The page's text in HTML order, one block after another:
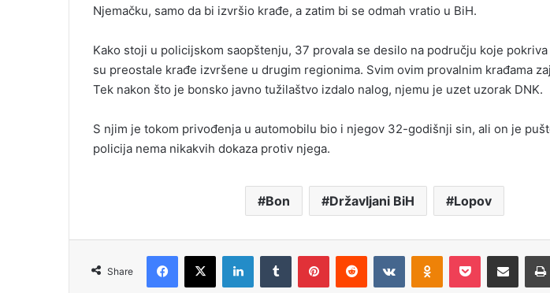
Njemačku, samo da bi izvršio krađe, a zatim bi se odmah vratio u BiH.
Kako stoji u policijskom saopštenju, 37 provala se desilo na području koje
su preostale krađe izvršene u drugim regionima. Svim ovim provalnim krađama
Tek nakon što je bonsko javno tužilaštvo izdalo nalog, njemu je uzet uzorak DNK.
S njim je tokom privođenja u automobilu bio i njegov 32-godišnji sin, ali on je
policija nema nikakvih dokaza protiv njega.
Bon Državljani BiH Lopov
Share
Facebook
X LinkedInTumblr PinterestReddit VKontakteOdnoklassniki
Pocket Share via Email